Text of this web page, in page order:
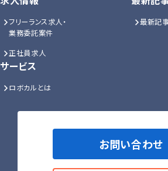
フリーランス求人・
業務委託案件
正社員求人
最新記
サービス
ロボカルとは
お問い合わせ